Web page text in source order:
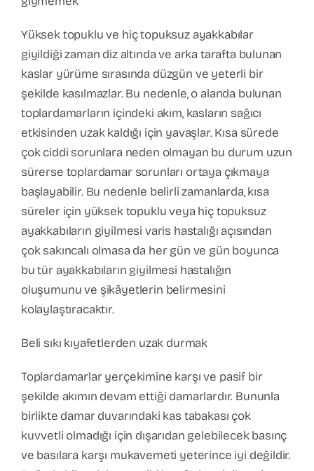
Yüksek topuklu ve hiç topuksuz ayakkabılar
giyildiği zaman diz altında ve arka tarafta bulunan
kaslar yürüme sırasında düzgün ve yeterli bir
şekilde kasılmazlar. Bu nedenle, o alanda bulunan
toplardamarların içindeki akım, kasların sağıcı
etkisinden uzak kaldığı için yavaşlar. Kısa sürede
çok ciddi sorunlara neden olmayan bu durum uzun
sürerse toplardamar sorunları ortaya çıkmaya
başlayabilir. Bu nedenle belirli zamanlarda, kısa
süreler için yüksek topuklu veya hiç topuksuz
ayakkabıların giyilmesi varis hastalığı açısından
çok sakıncalı olmasa da her gün ve gün boyunca
bu tür ayakkabıların giyilmesi hastalığın
oluşumunu ve şikâyetlerin belirmesini
kolaylaştıracaktır.
Beli sıkı kıyafetlerden uzak durmak
Toplardamarlar yerçekimine karşı ve pasif bir
şekilde akımın devam ettiği damarlardır. Bununla
birlikte damar duvarındaki kas tabakası çok
kuvvetli olmadığı için dışarıdan gelebilecek basınç
ve basılara karşı mukavemeti yeterince iyi değildir.